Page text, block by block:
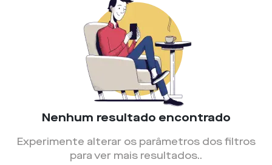
Nenhum resultado encontrado
Experimente alterar os parâmetros dos filtros
para ver mais resultados..